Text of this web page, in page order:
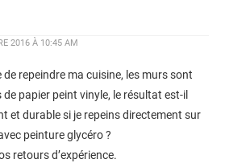
2016 À 10:45 AM
de repeindre ma cuisine, les murs sont
papier peint vinyle, le résultat est-il
et durable si je repeins directement sur
peinture glycéro ?
retours d’expérience.